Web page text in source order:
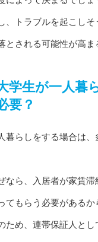
、トラブルを起こし
とされる可能性が高ま
学生が一人暮
要？
暮らしをする場合は
なら、入居者が家賃
てもらう必要があるか
ため、連帯保証人と